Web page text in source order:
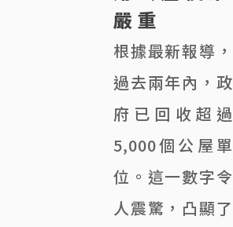
嚴重
根據最新報導，
過去兩年內，政
府已回收超過
5,000個公屋單
位。這一數字令
人震驚，凸顯了